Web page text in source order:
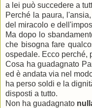
a lei può succedere a
Perché la paura,
del miracolo e
Ma dopo lo
che bisogna fare
ospedale. Ecco perché,
Cosa ha guadagnato
ed è andata via nel
ha perso soldi e la
disposti a tutto.
Non ha guadagnato